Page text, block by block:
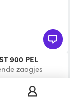
900 PEL
zaagjes